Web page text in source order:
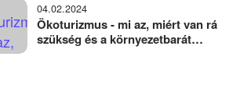
04.02.2024
Ökoturizmus - mi az, miért van rá
szükség és a környezetbarát